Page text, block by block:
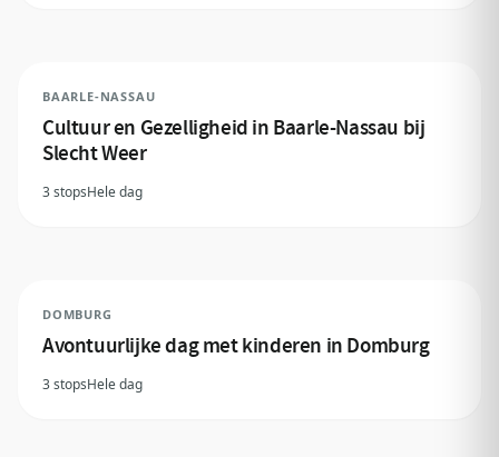
BAARLE-NASSAU
Cultuur en Gezelligheid in Baarle-Nassau bij
Slecht Weer
3 stopsHele dag
DOMBURG
Avontuurlijke dag met kinderen in Domburg
3 stopsHele dag